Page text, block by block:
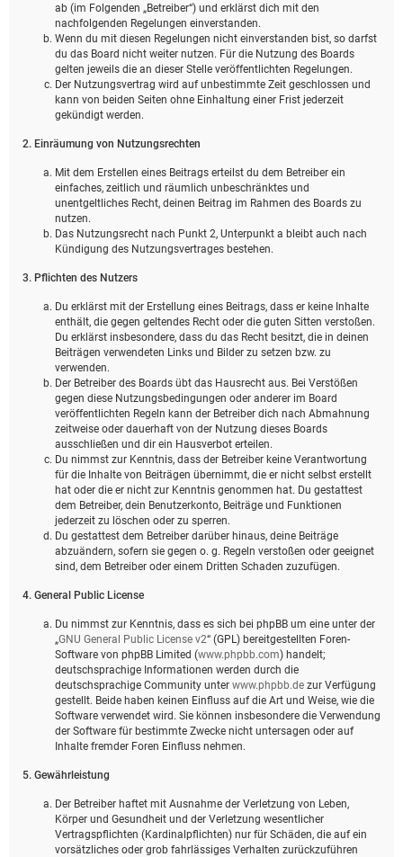
ab (im Folgenden „Betreiber“) und erklärst dich mit den
nachfolgenden Regelungen einverstanden.
Wenn du mit diesen Regelungen nicht einverstanden bist, so darfst
du das Board nicht weiter nutzen. Für die Nutzung des Boards
gelten jeweils die an dieser Stelle veröffentlichten Regelungen.
Der Nutzungsvertrag wird auf unbestimmte Zeit geschlossen und
kann von beiden Seiten ohne Einhaltung einer Frist jederzeit
gekündigt werden.
2. Einräumung von Nutzungsrechten
Mit dem Erstellen eines Beitrags erteilst du dem Betreiber ein
einfaches, zeitlich und räumlich unbeschränktes und
unentgeltliches Recht, deinen Beitrag im Rahmen des Boards zu
nutzen.
Das Nutzungsrecht nach Punkt 2, Unterpunkt a bleibt auch nach
Kündigung des Nutzungsvertrages bestehen.
3. Pflichten des Nutzers
Du erklärst mit der Erstellung eines Beitrags, dass er keine Inhalte
enthält, die gegen geltendes Recht oder die guten Sitten verstoßen.
Du erklärst insbesondere, dass du das Recht besitzt, die in deinen
Beiträgen verwendeten Links und Bilder zu setzen bzw. zu
verwenden.
Der Betreiber des Boards übt das Hausrecht aus. Bei Verstößen
gegen diese Nutzungsbedingungen oder anderer im Board
veröffentlichten Regeln kann der Betreiber dich nach Abmahnung
zeitweise oder dauerhaft von der Nutzung dieses Boards
ausschließen und dir ein Hausverbot erteilen.
Du nimmst zur Kenntnis, dass der Betreiber keine Verantwortung
für die Inhalte von Beiträgen übernimmt, die er nicht selbst erstellt
hat oder die er nicht zur Kenntnis genommen hat. Du gestattest
dem Betreiber, dein Benutzerkonto, Beiträge und Funktionen
jederzeit zu löschen oder zu sperren.
Du gestattest dem Betreiber darüber hinaus, deine Beiträge
abzuändern, sofern sie gegen o. g. Regeln verstoßen oder geeignet
sind, dem Betreiber oder einem Dritten Schaden zuzufügen.
4. General Public License
Du nimmst zur Kenntnis, dass es sich bei phpBB um eine unter der
„GNU General Public License v2“ (GPL) bereitgestellten Foren-
Software von phpBB Limited (www.phpbb.com) handelt;
deutschsprachige Informationen werden durch die
deutschsprachige Community unter www.phpbb.de zur Verfügung
gestellt. Beide haben keinen Einfluss auf die Art und Weise, wie die
Software verwendet wird. Sie können insbesondere die Verwendung
der Software für bestimmte Zwecke nicht untersagen oder auf
Inhalte fremder Foren Einfluss nehmen.
5. Gewährleistung
Der Betreiber haftet mit Ausnahme der Verletzung von Leben,
Körper und Gesundheit und der Verletzung wesentlicher
Vertragspflichten (Kardinalpflichten) nur für Schäden, die auf ein
vorsätzliches oder grob fahrlässiges Verhalten zurückzuführen